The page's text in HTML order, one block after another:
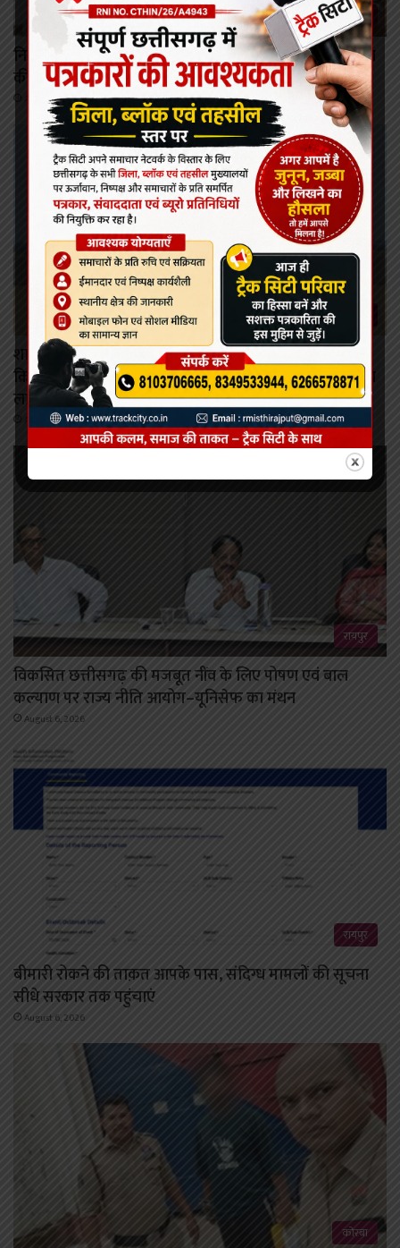
रायपुर
निर्माण श्रमिकों के कल्याण हेतु अनेक महत्वपूर्ण निर्णयों को मंडल
की बैठक में मिली स्वीकृति
August 6, 2026
शासन की जनकल्याणकारी योजनाओं का करें समयबद्ध
क्रियान्वयन , प्रत्येक पात्र व्यक्ति को मिले शासन की योजनाओं का
लाभ : मुख्यमंत्री विष्णुदेव साय।
August 6, 2026
रायपुर
विकसित छत्तीसगढ़ की मजबूत नींव के लिए पोषण एवं बाल
कल्याण पर राज्य नीति आयोग–यूनिसेफ का मंथन
August 6, 2026
रायपुर
बीमारी रोकने की ताक़त आपके पास, संदिग्ध मामलों की सूचना
सीधे सरकार तक पहुंचाएं
August 6, 2026
कोरबा